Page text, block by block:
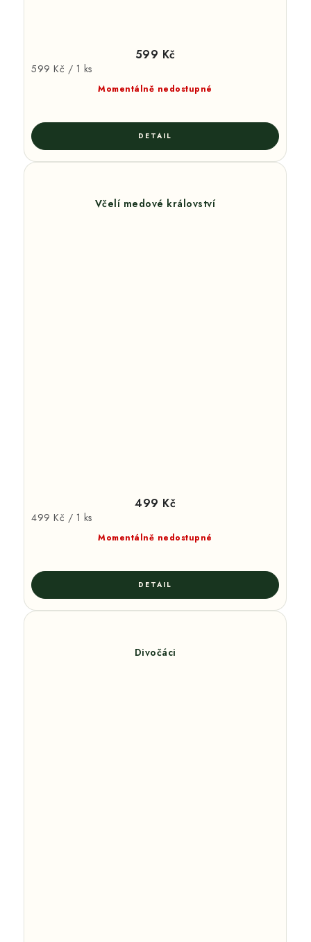
Momentálně nedostupné
599 Kč
Měrná
599 Kč / 1 ks
Včelí medové království
Momentálně nedostupné
499 Kč
Měrná
499 Kč / 1 ks
Divočáci